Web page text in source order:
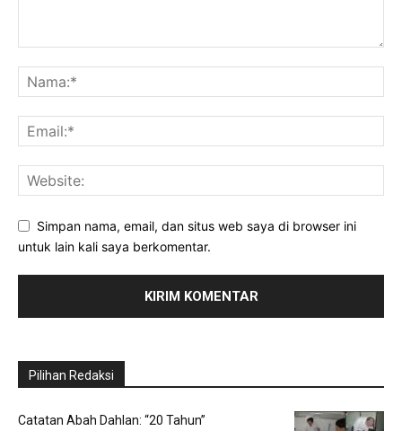
Simpan nama, email, dan situs web saya di browser ini
untuk lain kali saya berkomentar.
Pilihan Redaksi
Catatan Abah Dahlan: “20 Tahun”